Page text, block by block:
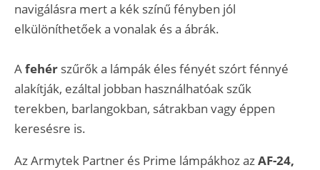
navigálásra mert a kék színű fényben jól
elkülöníthetőek a vonalak és a ábrák.
Afehér szűrők a lámpák éles fényét szórt fénnyé
alakítják, ezáltal jobban használhatóak szűk
terekben, barlangokban, sátrakban vagy éppen
keresésre is.
Az Armytek Partner és Prime lámpákhoz azAF-24,